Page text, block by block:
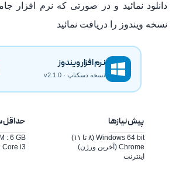
دانلود نمائید و در صورتی که نرم افزار
نسخه ویندوز را دریافت نمائید
نرم افزار ویندوز
نسخه دسکتاپ · v2.1.0
پیش نیازها
Windows 64 bit (۸ تا ۱۱)
Chrome (آخرین ورژن)
اینترنت
حداقل
: 6 GB
Core i3